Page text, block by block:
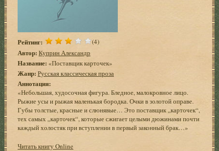
Рейтинг: (4)
Автор: Куприн Александр
Название: «Поставщик карточек»
Жанр: Русская классическая проза
Аннотация:
«Небольшая, худосочная фигура. Бледное, малокровное лицо.
Рыжие усы и рыжая маленькая бородка. Очки в золотой оправе.
Губы толстые, красные и слюнявые… Это поставщик „карточек“,
тех самых „карточек“, которые сжигает целыми дюжинами почти
каждый холостяк при вступлении в первый законный брак…»
Читать книгу Online